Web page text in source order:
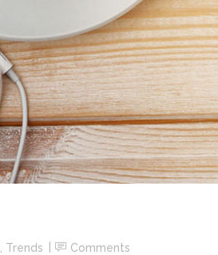
Trends Comments